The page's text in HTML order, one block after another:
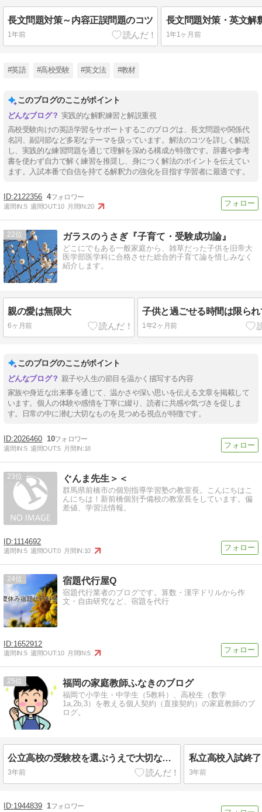
長文問題対策～内容正誤問題のコツ
1年前
長文問題対策・英文解
1年1ヶ月前
#英語 #高校受験 #英文法 #教材
このブログのここがポイント
実践的な解釈練習と解説重視
高校受験向けの英語学習をサポートするこのブログは、長文問題や関係代
名詞、副詞節など多彩なテーマを扱っています。解法のコツを詳しく解説
し、実践的な練習問題を通じて理解を深める構成が特徴です。辞書や参考
書を使わず自力で解く練習を推奨し、身につく解法のポイントを伝えてい
ます。入試本番で自信を持てる解釈力の強化を目指す学習者に最適です。
2122356 4
週間IN:5 週間OUT:10 月間IN:20
22 ガラスのうさぎ『子育て・受験成功論』
どこにでもある一般家庭から、雑草だった子供を旧帝大
医学部医学科に合格させた総合的子育て論を惜しみなく
紹介します。
親の愛は無限大
6ヶ月前
子供と過ごせる時間は限ら
1年2ヶ月前
このブログのここがポイント
親子や人生の節目を温かく描写する内容
家族や身近な出来事を通じて、温かさや深い思いを伝える文章を掲載して
います。個人の体験や感情を丁寧に綴り、読者に共感や気づきを促しま
す。日常の中に潜む大切なものを見つめる視点が特徴です。
2026460 10
週間IN:5 週間OUT:5 月間IN:18
23 ぐんま先生＞＜
群馬県前橋市の個別指導学習塾の教室長。こんにちはこ
んにちは！新前橋個別予備校の教室長をしています。偏
差値、学習法情報。
1114692
週間IN:5 週間OUT:0 月間IN:10
24 宿題代行屋Q
宿題代行業者のブログです。算数・漢字ドリルから作
文・自由研究など、宿題を代行
1652912
週間IN:5 週間OUT:10 月間IN:5
25 福岡の家庭教師ふなきのブログ
福岡で小学生・中学生（5教科）、高校生（数学
1a,2b,3）を教える個人契約（直接契約）の家庭教師のブ
ログ。
公立高校の受験校を選ぶうえで大切なこと
3年前
私立高校入試終
3年前
1944839 1